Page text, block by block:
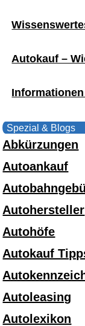
Autokauf –
Spezial & Blogs
Abkürzungen
Autoankauf
Autohersteller
Autohöfe
Autokauf
Autoleasing
Autolexikon